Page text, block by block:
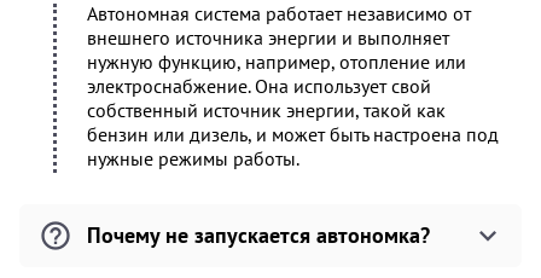
Автономная система работает независимо от
внешнего источника энергии и выполняет
нужную функцию, например, отопление или
электроснабжение. Она использует свой
собственный источник энергии, такой как
бензин или дизель, и может быть настроена под
нужные режимы работы.
Почему не запускается автономка?